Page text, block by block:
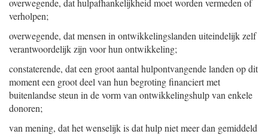
overwegende, dat hulpafhankelijkheid moet worden vermeden of
verholpen;
overwegende, dat mensen in ontwikkelingslanden uiteindelijk zelf
verantwoordelijk zijn voor hun ontwikkeling;
constaterende, dat een groot aantal hulpontvangende landen op dit
moment een groot deel van hun begroting financiert met
buitenlandse steun in de vorm van ontwikkelingshulp van enkele
donoren;
van mening, dat het wenselijk is dat hulp niet meer dan gemiddeld